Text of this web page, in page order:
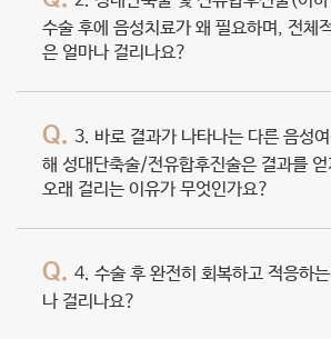
수술 후에 음성치료가 왜 필요하며, 전체
은 얼마나 걸리나요?
Q. 3. 바로 결과가 나타나는 다른 음성여
해 성대단축술/전유합후진술은 결과를 얻
오래 걸리는 이유가 무엇인가요?
Q. 4. 수술 후 완전히 회복하고 적응하
나 걸리나요?